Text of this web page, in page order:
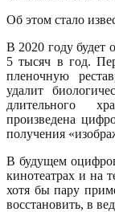
Об этом стало
В 2020 году будет
5 тысяч в год.
пленочную
удалит
длительного
произведена
получения
В будущем
кинотеатрах и на
хотя бы пару
восстановить, в